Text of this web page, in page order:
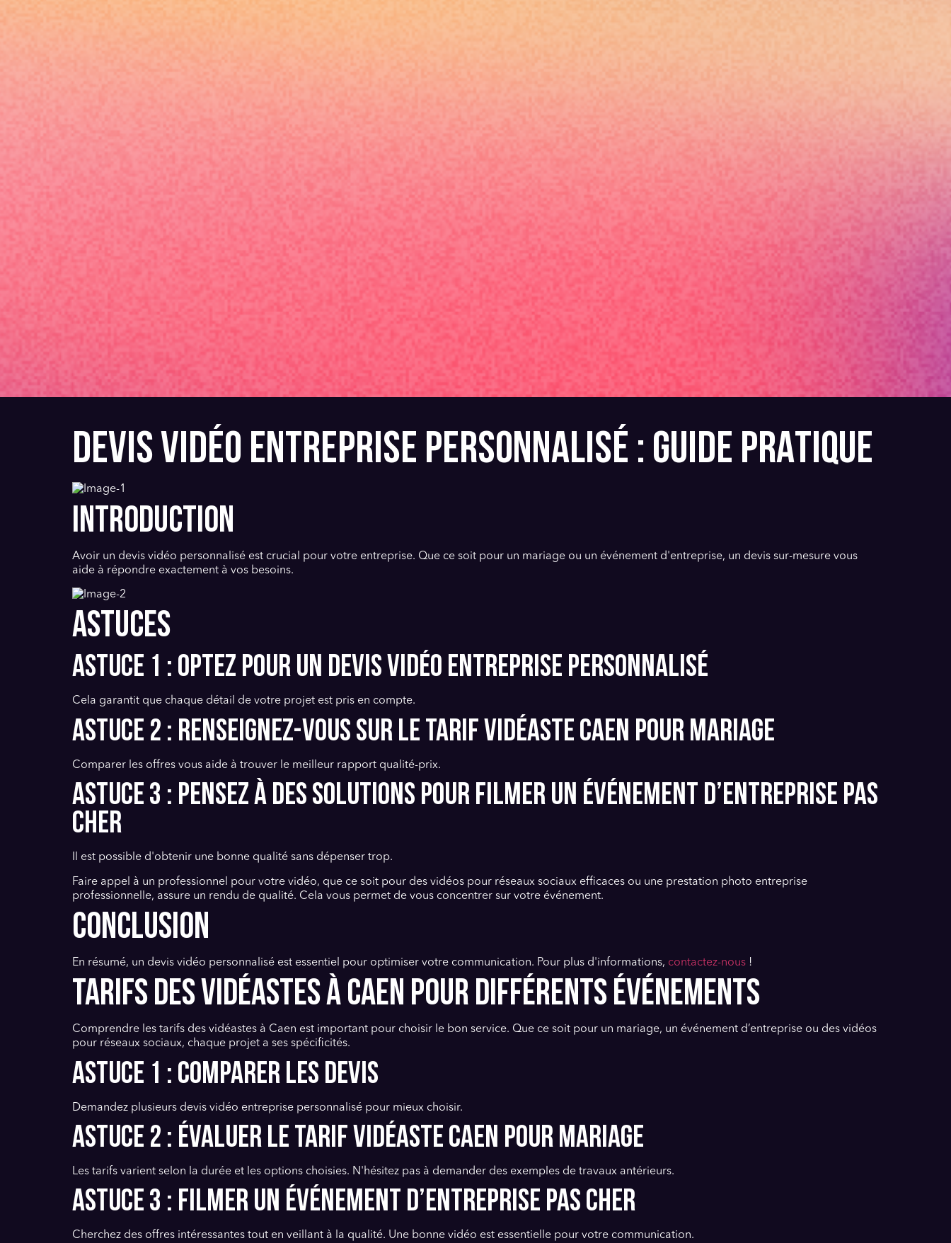
DEVIS VIDÉO ENTREPRISE PERSONNALISÉ : GUIDE PRATIQUE
INTRODUCTION
Avoir un devis vidéo personnalisé est crucial pour votre entreprise. Que ce soit pour un mariage ou un événement d'entreprise, un devis sur-mesure vous
aide à répondre exactement à vos besoins.
ASTUCES
Astuce 1 : Optez pour un devis vidéo entreprise personnalisé
Cela garantit que chaque détail de votre projet est pris en compte.
Astuce 2 : Renseignez-vous sur le tarif vidéaste Caen pour mariage
Comparer les offres vous aide à trouver le meilleur rapport qualité-prix.
Astuce 3 : Pensez à des solutions pour filmer un événement d’entreprise pas
cher
Il est possible d'obtenir une bonne qualité sans dépenser trop.
Faire appel à un professionnel pour votre vidéo, que ce soit pour des vidéos pour réseaux sociaux efficaces ou une prestation photo entreprise
professionnelle, assure un rendu de qualité. Cela vous permet de vous concentrer sur votre événement.
CONCLUSION
En résumé, un devis vidéo personnalisé est essentiel pour optimiser votre communication. Pour plus d'informations, contactez-nous !
TARIFS DES VIDÉASTES À CAEN POUR DIFFÉRENTS ÉVÉNEMENTS
Comprendre les tarifs des vidéastes à Caen est important pour choisir le bon service. Que ce soit pour un mariage, un événement d’entreprise ou des vidéos
pour réseaux sociaux, chaque projet a ses spécificités.
Astuce 1 : Comparer les devis
Demandez plusieurs devis vidéo entreprise personnalisé pour mieux choisir.
Astuce 2 : Évaluer le tarif vidéaste Caen pour mariage
Les tarifs varient selon la durée et les options choisies. N'hésitez pas à demander des exemples de travaux antérieurs.
Astuce 3 : Filmer un événement d’entreprise pas cher
Cherchez des offres intéressantes tout en veillant à la qualité. Une bonne vidéo est essentielle pour votre communication.